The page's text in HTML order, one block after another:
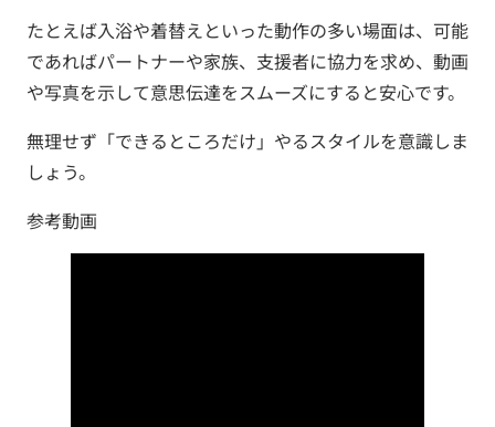
たとえば入浴や着替えといった動作の多い場面は、可能
であればパートナーや家族、支援者に協力を求め、動画
や写真を示して意思伝達をスムーズにすると安心です。
無理せず「できるところだけ」やるスタイルを意識しま
しょう。
参考動画